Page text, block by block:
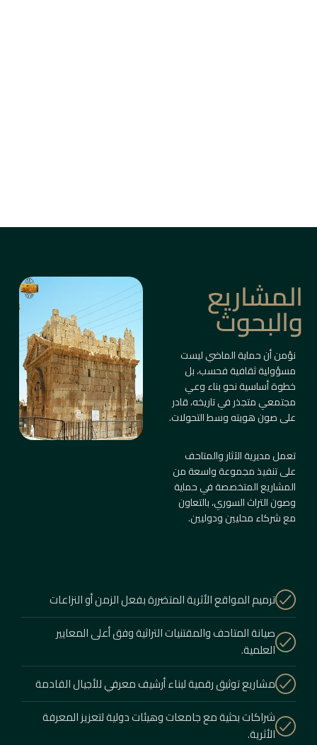
المشاريع
والبحوث
نؤمن أن حماية الماضي ليست
مسؤولية ثقافية فحسب، بل
خطوة أساسية نحو بناء وعي
مجتمعي متجذر في تاريخه، قادر
على صون هويته وسط التحولات.
تعمل مديرية الآثار والمتاحف
على تنفيذ مجموعة واسعة من
المشاريع المتخصصة في حماية
وصون التراث السوري، بالتعاون
مع شركاء محليين ودوليين.
ترميم المواقع الأثرية المتضررة بفعل الزمن أو النزاعات
صيانة المتاحف والمقتنيات التراثية وفق أعلى المعايير
العلمية.
مشاريع توثيق رقمية لبناء أرشيف معرفي للأجيال القادمة
شراكات بحثية مع جامعات وهيئات دولية لتعزيز المعرفة
الأثرية.